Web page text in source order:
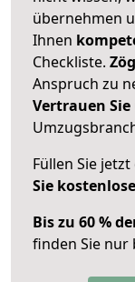
übernehmen
Ihnen
Checkliste.
Anspruch zu
Vertrauen
Füllen Sie
Sie
Bis zu 60 %
finden Sie nur